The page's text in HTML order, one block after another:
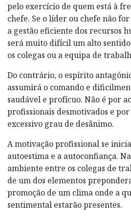
pelo exercício de quem está à
chefe. Se o líder ou chefe não
a gestão eficiente dos recursos
será muito difícil um alto
os colegas ou a equipa de
Do contrário, o espírito
assumirá o comando e
saudável e profícuo. Não é por
profissionais desmotivados e por
excessivo grau de desânimo.
A motivação profissional se
autoestima e a autoconfiança.
ambiente entre os colegas de
de um dos elementos
promoção de um clima onde a
sentimental estarão presentes.